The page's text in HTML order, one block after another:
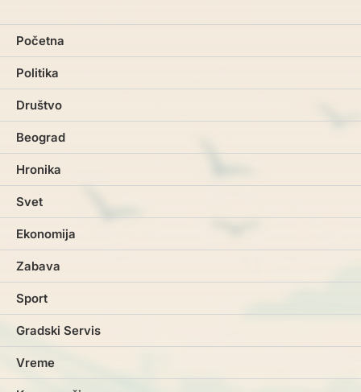
Početna
Politika
Društvo
Beograd
Hronika
Svet
Ekonomija
Zabava
Sport
Gradski Servis
Vreme